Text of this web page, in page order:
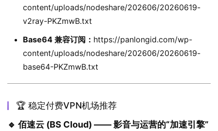
content/uploads/nodeshare/202606/20260619-
v2ray-PKZmwB.txt
Base64 兼容订阅： https://panlongid.com/wp-
content/uploads/nodeshare/202606/20260619-
base64-PKZmwB.txt
🏆 稳定付费VPN机场推荐
🔹 佰速云 (BS Cloud) —— 影音与运营的“加速引擎”